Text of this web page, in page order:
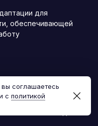
для
обеспечивающей
и технологий для
соглашаетесь
с политикой